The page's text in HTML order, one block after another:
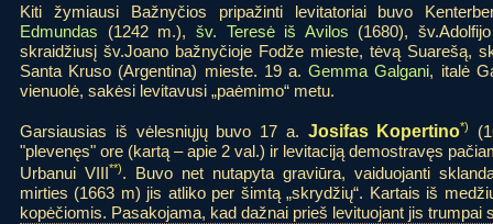
Kiti žymiausi Bažnyčios pripažinti levitatoriai buvo
Edmundas (1242 m.), šv. Teresė iš Avilos (1680),
skraidžiusį šv.Joano bažnyčioje Fodže mieste, tėvą Suarešą,
Santa Kruso (Argentina) mieste. 19 a.Gemma Galgani, italė
vienuolė, sakėsi levitavusi „paėmimo“ metu.
Garsiausias iš vėlesniųjų buvo 17 a. Josifas Kopertino*)
"plevenęs" ore (kartą – apie 2 val.) ir levitaciją demostravęs
Urbanui VIII**). Buvo net nutapyta graviūra, vaiduojanti
mirties (1663 m) jis atliko per šimtą „skrydžių“. Kartais iš
kopėčiomis. Pasakojama, kad dažnai prieš levituojant jis trumpai